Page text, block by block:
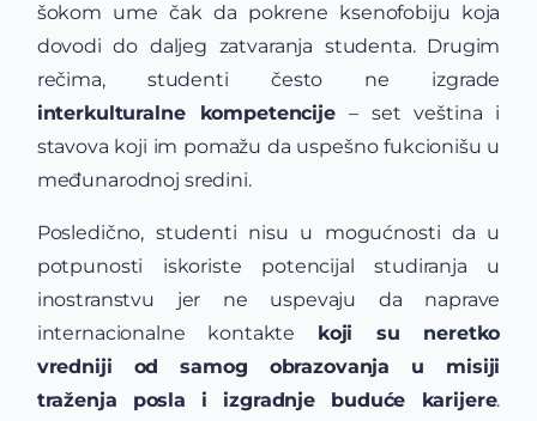
šokom ume čak da pokrene ksenofobiju koja
dovodi do daljeg zatvaranja studenta. Drugim
rečima, studenti često ne izgrade
interkulturalne kompetencije– set veština i
stavova koji im pomažu da uspešno fukcionišu u
međunarodnoj sredini.
Posledično, studenti nisu u mogućnosti da u
potpunosti iskoriste potencijal studiranja u
inostranstvu jer ne uspevaju da naprave
internacionalne kontakte
koji su neretko
vredniji od samog obrazovanja u misiji
traženja posla i izgradnje buduće karijere.